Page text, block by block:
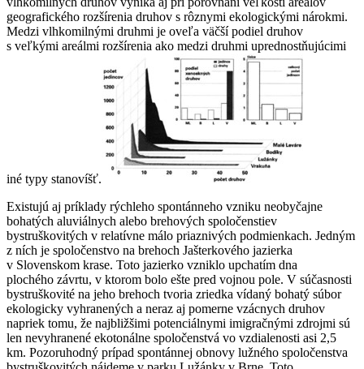
geografického rozšírenia druhov s rôznymi ekologickými nárokmi.
Medzi vlhkomilnými druhmi je oveľa väčší podiel druhov
s veľkými areálmi rozšírenia ako medzi druhmi uprednostňujúcimi
iné typy stanovíšť.
Existujú aj príklady rýchleho spontánneho vzniku neobyčajne
bohatých aluviálnych alebo brehových spoločenstiev
bystruškovitých v relatívne málo priaznivých podmienkach. Jedným
z ních je spoločenstvo na brehoch Jašterkového jazierka
v Slovenskom krase. Toto jazierko vzniklo upchatím dna
plochého závrtu, v ktorom bolo ešte pred vojnou pole. V súčasnosti
bystruškovité na jeho brehoch tvoria zriedka vídaný bohatý súbor
ekologicky vyhranených a neraz aj pomerne vzácnych druhov
napriek tomu, že najbližšimi potenciálnymi imigračnými zdrojmi sú
len nevyhranené ekotonálne spoločenstvá vo vzdialenosti asi 2,5
km. Pozoruhodný prípad spontánnej obnovy lužného spoločenstva